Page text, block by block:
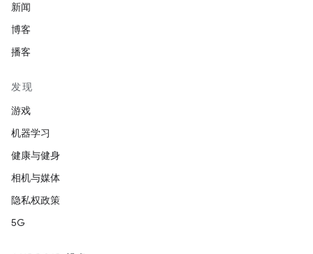
新闻
博客
播客
发现
游戏
机器学习
健康与健身
相机与媒体
隐私权政策
5G